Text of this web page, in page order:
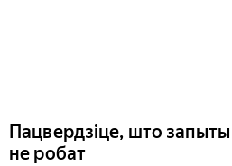
Пацвердзіце, што запыты
не робат